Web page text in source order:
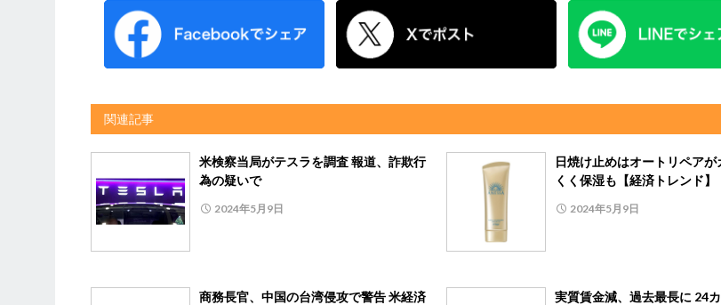
関連記事
米検察当局がテスラを調査 報道、詐欺行
為の疑いで
2024年5月9日
日焼け止めはオートリペアが
くく保湿も【経済トレンド】
2024年5月9日
商務長官、中国の台湾侵攻で警告 米経済
実質賃金減、過去最長に 24